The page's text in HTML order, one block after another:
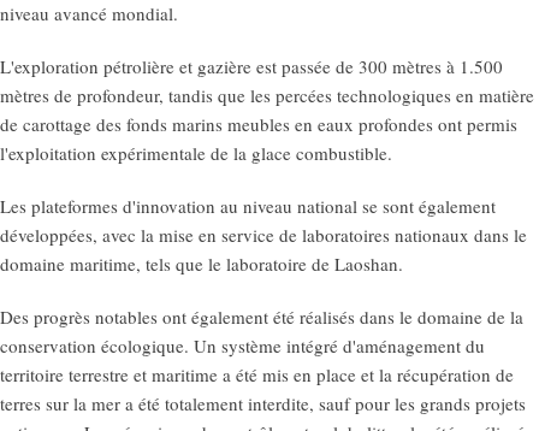
niveau avancé mondial.
L'exploration pétrolière et gazière est passée de 300 mètres à 1.500
mètres de profondeur, tandis que les percées technologiques en matière
de carottage des fonds marins meubles en eaux profondes ont permis
l'exploitation expérimentale de la glace combustible.
Les plateformes d'innovation au niveau national se sont également
développées, avec la mise en service de laboratoires nationaux dans le
domaine maritime, tels que le laboratoire de Laoshan.
Des progrès notables ont également été réalisés dans le domaine de la
conservation écologique. Un système intégré d'aménagement du
territoire terrestre et maritime a été mis en place et la récupération de
terres sur la mer a été totalement interdite, sauf pour les grands projets